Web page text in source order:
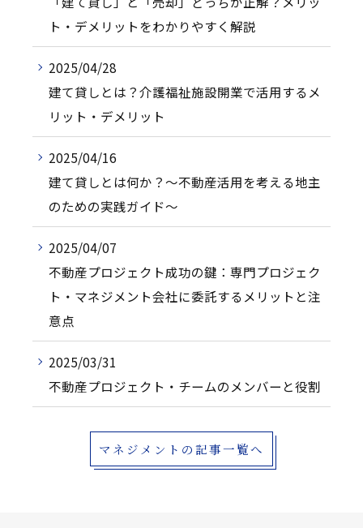
ト・デメリットをわかりやすく解説
2025/04/28
建て貸しとは？介護福祉施設開業で活用するメ
リット・デメリット
2025/04/16
建て貸しとは何か？～不動産活用を考える地主
のための実践ガイド～
2025/04/07
不動産プロジェクト成功の鍵：専門プロジェク
ト・マネジメント会社に委託するメリットと注
意点
2025/03/31
不動産プロジェクト・チームのメンバーと役割
マネジメントの記事一覧へ